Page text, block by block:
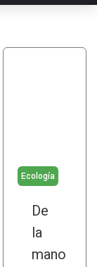
Ecología
De
la
mano